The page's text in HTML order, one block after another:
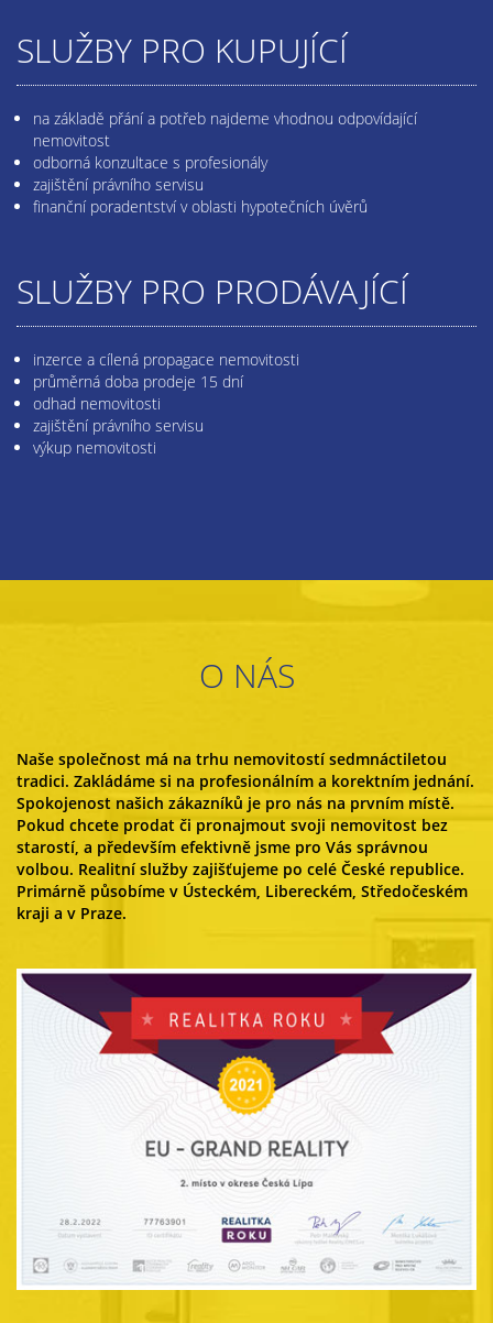
SLUŽBY PRO KUPUJÍCÍ
na základě přání a potřeb najdeme vhodnou odpovídající
nemovitost
odborná konzultace s profesionály
zajištění právního servisu
finanční poradentství v oblasti hypotečních úvěrů
SLUŽBY PRO PRODÁVAJÍCÍ
inzerce a cílená propagace nemovitosti
průměrná doba prodeje 15 dní
odhad nemovitosti
zajištění právního servisu
výkup nemovitosti
O NÁS
Naše společnost má na trhu nemovitostí sedmnáctiletou
tradici. Zakládáme si na profesionálním a korektním jednání.
Spokojenost našich zákazníků je pro nás na prvním místě.
Pokud chcete prodat či pronajmout svoji nemovitost bez
starostí, a především efektivně jsme pro Vás správnou
volbou. Realitní služby zajišťujeme po celé České republice.
Primárně působíme v Ústeckém, Libereckém, Středočeském
kraji a v Praze.